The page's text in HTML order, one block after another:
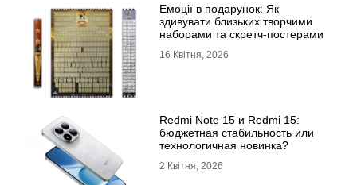
Емоції в подарунок: Як
здивувати близьких творчими
наборами та скретч-постерами
16 Квітня, 2026
Redmi Note 15 и Redmi 15:
бюджетная стабильность или
технологичная новинка?
2 Квітня, 2026